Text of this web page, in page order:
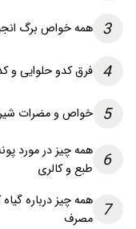
3 همه خواص برگ
4 فرق کدو حلوایی
5 خواص و مضرات
6
همه چیز در مورد
طبع و کالری
7
همه چیز درباره
مصرف